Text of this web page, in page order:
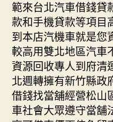
範來台北汽車借錢貸
款和手機貸款等項目
到本店汽機車就是您
較高用雙北地區汽車
資源回收專人到府清
北週轉擁有新竹縣政
借錢找當舖經營松山
車社會大眾遵守當舖